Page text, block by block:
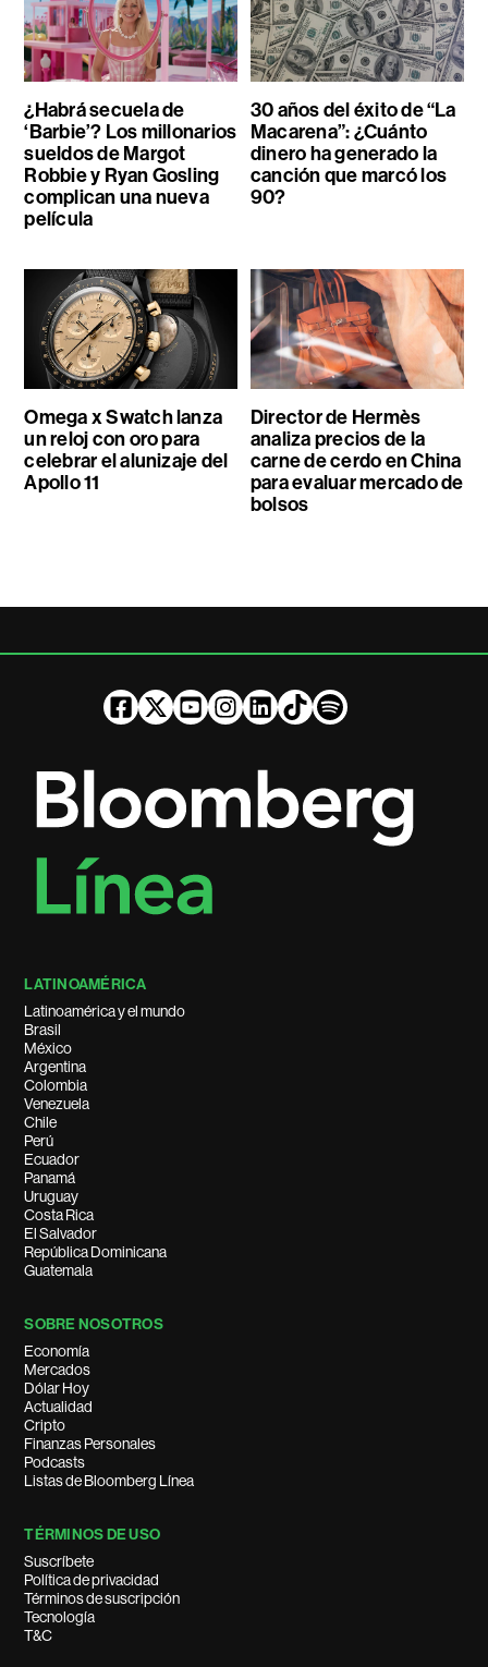
¿Habrá secuela de
‘Barbie’? Los millonarios
sueldos de Margot
Robbie y Ryan Gosling
complican una nueva
película
30 años del éxito de “La
Macarena”: ¿Cuánto
dinero ha generado la
canción que marcó los
90?
Omega x Swatch lanza
un reloj con oro para
celebrar el alunizaje del
Apollo 11
Director de Hermès
analiza precios de la
carne de cerdo en China
para evaluar mercado de
bolsos
LATINOAMÉRICA
Latinoamérica y el mundo
Brasil
México
Argentina
Colombia
Venezuela
Chile
Perú
Ecuador
Panamá
Uruguay
Costa Rica
El Salvador
República Dominicana
Guatemala
SOBRE NOSOTROS
Economía
Mercados
Dólar Hoy
Actualidad
Cripto
Finanzas Personales
Podcasts
Listas de Bloomberg Línea
TÉRMINOS DE USO
Suscríbete
Política de privacidad
Términos de suscripción
Tecnología
T&C